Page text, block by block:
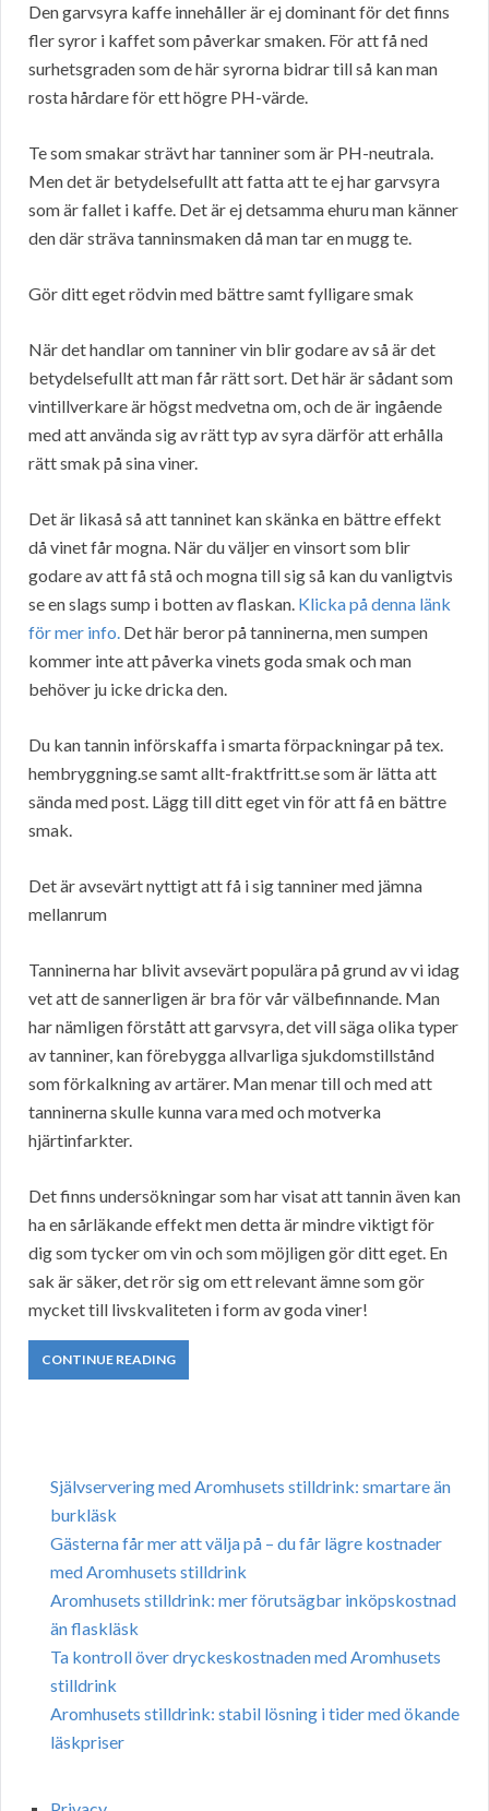
Den garvsyra kaffe innehåller är ej dominant för det finns
fler syror i kaffet som påverkar smaken. För att få ned
surhetsgraden som de här syrorna bidrar till så kan man
rosta hårdare för ett högre PH-värde.
Te som smakar strävt har tanniner som är PH-neutrala.
Men det är betydelsefullt att fatta att te ej har garvsyra
som är fallet i kaffe. Det är ej detsamma ehuru man känner
den där sträva tanninsmaken då man tar en mugg te.
Gör ditt eget rödvin med bättre samt fylligare smak
När det handlar om tanniner vin blir godare av så är det
betydelsefullt att man får rätt sort. Det här är sådant som
vintillverkare är högst medvetna om, och de är ingående
med att använda sig av rätt typ av syra därför att erhålla
rätt smak på sina viner.
Det är likaså så att tanninet kan skänka en bättre effekt
då vinet får mogna. När du väljer en vinsort som blir
godare av att få stå och mogna till sig så kan du vanligtvis
se en slags sump i botten av flaskan. Klicka på denna länk
för mer info. Det här beror på tanninerna, men sumpen
kommer inte att påverka vinets goda smak och man
behöver ju icke dricka den.
Du kan tannin införskaffa i smarta förpackningar på tex.
hembryggning.se samt allt-fraktfritt.se som är lätta att
sända med post. Lägg till ditt eget vin för att få en bättre
smak.
Det är avsevärt nyttigt att få i sig tanniner med jämna
mellanrum
Tanninerna har blivit avsevärt populära på grund av vi idag
vet att de sannerligen är bra för vår välbefinnande. Man
har nämligen förstått att garvsyra, det vill säga olika typer
av tanniner, kan förebygga allvarliga sjukdomstillstånd
som förkalkning av artärer. Man menar till och med att
tanninerna skulle kunna vara med och motverka
hjärtinfarkter.
Det finns undersökningar som har visat att tannin även kan
ha en sårläkande effekt men detta är mindre viktigt för
dig som tycker om vin och som möjligen gör ditt eget. En
sak är säker, det rör sig om ett relevant ämne som gör
mycket till livskvaliteten i form av goda viner!
CONTINUE READING
Självservering med Aromhusets stilldrink: smartare än
burkläsk
Gästerna får mer att välja på – du får lägre kostnader
med Aromhusets stilldrink
Aromhusets stilldrink: mer förutsägbar inköpskostnad
än flaskläsk
Ta kontroll över dryckeskostnaden med Aromhusets
stilldrink
Aromhusets stilldrink: stabil lösning i tider med ökande
läskpriser